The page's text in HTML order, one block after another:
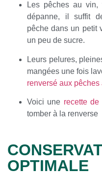
Les pêches au vin,
dépanne, il suffit
pêche dans un petit
un peu de sucre.
Leurs pelures,
mangées une fois
renversé aux
Voici une recette
tomber à la renverse
OPTIMALE